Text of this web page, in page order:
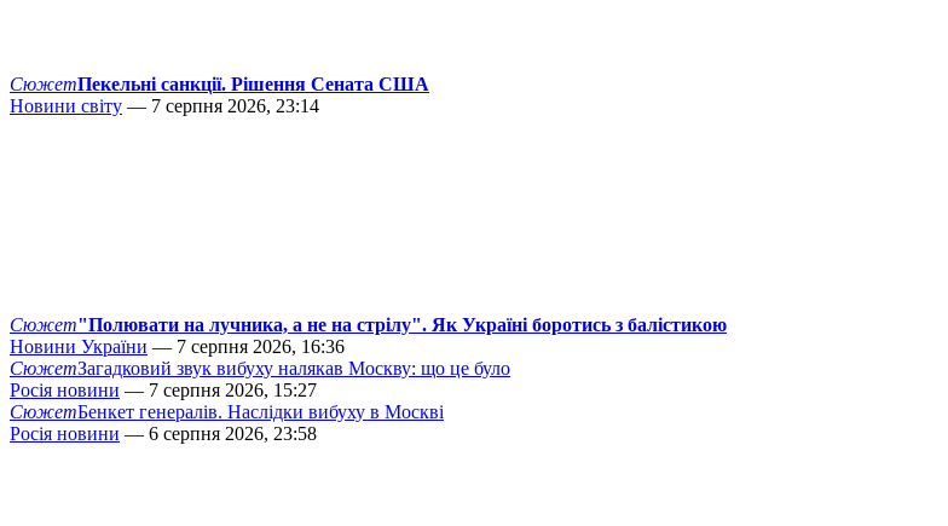
СюжетПекельні санкції. Рішення Сената США
Новини світу — 7 серпня 2026, 23:14
Сюжет"Полювати на лучника, а не на стрілу". Як Україні боротись з балістикою
Новини України — 7 серпня 2026, 16:36
СюжетЗагадковий звук вибуху налякав Москву: що це було
Росія новини — 7 серпня 2026, 15:27
СюжетБенкет генералів. Наслідки вибуху в Москві
Росія новини — 6 серпня 2026, 23:58